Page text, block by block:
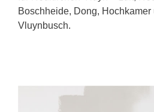
Boschheide, Dong,
Vluynbusch.